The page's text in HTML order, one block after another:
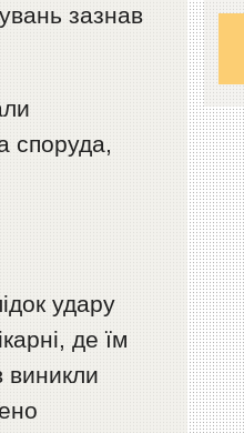
зазнав
споруда,
удару
де їм
виникли